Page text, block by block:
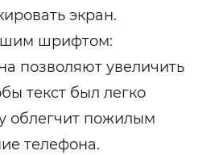
экран.
шрифтом:
позволяют увеличить
текст был легко
облегчит пожилым
телефона.